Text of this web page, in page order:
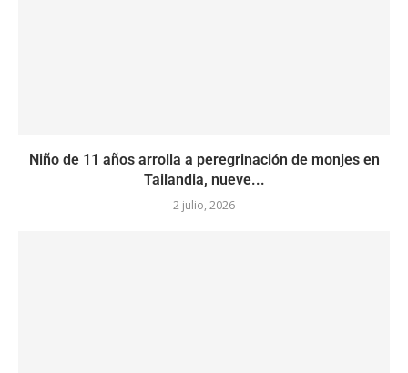
Niño de 11 años arrolla a peregrinación de monjes en
Tailandia, nueve...
2 julio, 2026